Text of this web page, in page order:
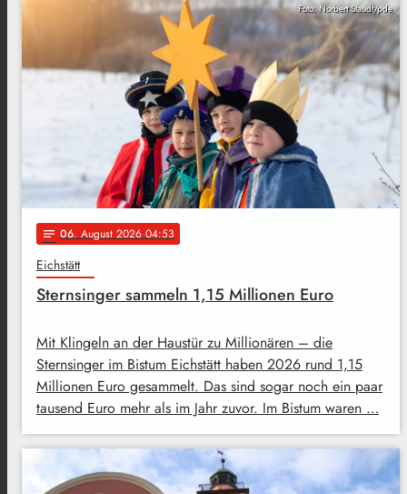
Foto: Norbert Staudt/pde
notes 06. August 2026 04:53
Eichstätt
Sternsinger sammeln 1,15 Millionen Euro
Mit Klingeln an der Haustür zu Millionären – die
Sternsinger im Bistum Eichstätt haben 2026 rund 1,15
Millionen Euro gesammelt. Das sind sogar noch ein paar
tausend Euro mehr als im Jahr zuvor. Im Bistum waren …